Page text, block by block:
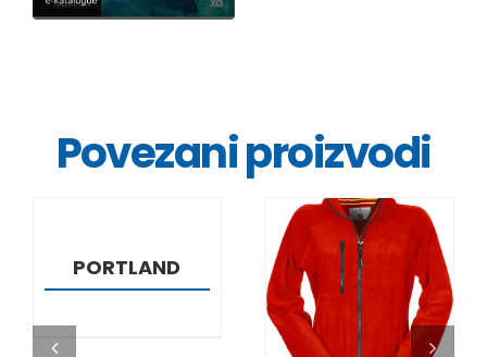
Povezani proizvodi
PORTLAND
DETALJI